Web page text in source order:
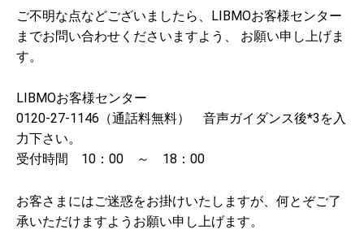
ご不明な点などございましたら、LIBMOお客様センター
までお問い合わせくださいますよう、 お願い申し上げま
す。
LIBMOお客様センター
0120-27-1146（通話料無料） 音声ガイダンス後*3を入
力下さい。
受付時間 10：00 ～ 18：00
お客さまにはご迷惑をお掛けいたしますが、何とぞご了
承いただけますようお願い申し上げます。